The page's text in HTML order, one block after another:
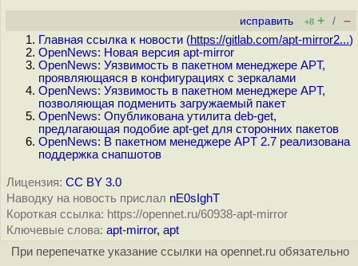
исправить +8 + / –
Главная ссылка к новости (https://gitlab.com/apt-mirror2...)
OpenNews: Новая версия apt-mirror
OpenNews: Уязвимость в пакетном менеджере APT,
проявляющаяся в конфигурациях с зеркалами
OpenNews: Уязвимость в пакетном менеджере APT,
позволяющая подменить загружаемый пакет
OpenNews: Опубликована утилита deb-get,
предлагающая подобие apt-get для сторонних пакетов
OpenNews: В пакетном менеджере APT 2.7 реализована
поддержка снапшотов
Лицензия: CC BY 3.0
Наводку на новость прислал nE0sIghT
Короткая ссылка: https://opennet.ru/60938-apt-mirror
Ключевые слова: apt-mirror, apt
При перепечатке указание ссылки на opennet.ru обязательно